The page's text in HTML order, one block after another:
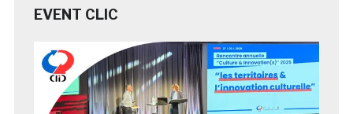
EVENT CLIC